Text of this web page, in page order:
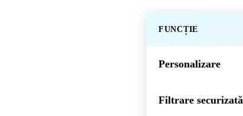
FUNCȚIE
Personalizare
Filtrare securizată